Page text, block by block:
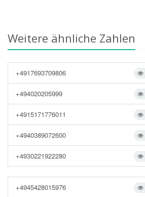
Weitere ähnliche Zahlen
+4917693709806
+494020205999
+4915171776011
+4940389072600
+4930221922280
+4945428015976